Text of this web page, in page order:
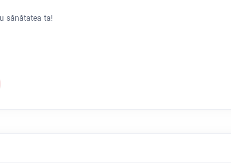
sănătatea ta!